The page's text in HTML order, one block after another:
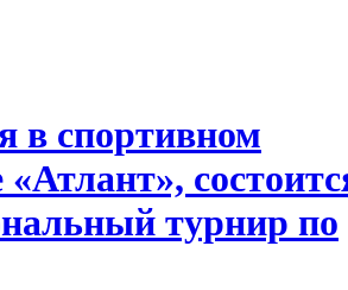
в спортивном
турнир по